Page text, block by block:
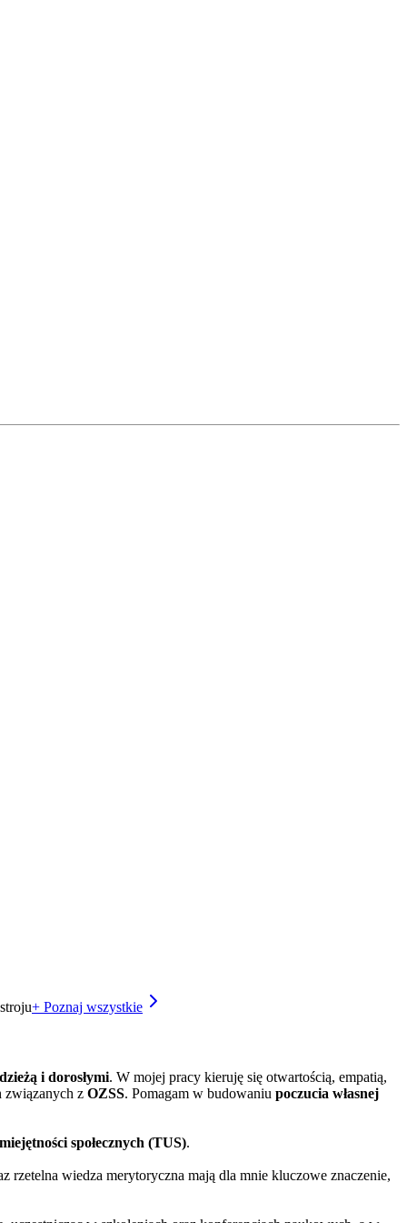
+ Poznaj wszystkie
i dorosłymi. W mojej pracy kieruję się otwartością, empatią,
związanych z OZSS. Pomagam w budowaniu poczucia własnej
społecznych (TUS).
rzetelna wiedza merytoryczna mają dla mnie kluczowe znaczenie,